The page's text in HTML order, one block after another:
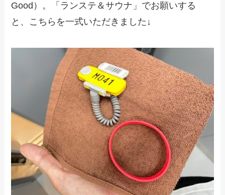
Good）。「ランステ＆サウナ」でお願いする
と、こちらを一式いただきました↓